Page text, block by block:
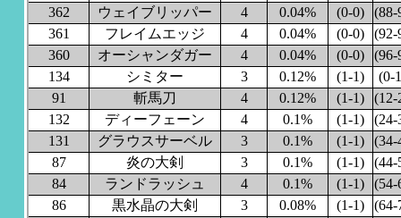
362
ウェイブリッパー 4 0.04% (0-0)
(88-
361
フレイムエッジ 4 0.04% (0-0)
(92-
360
オーシャンダガー 4 0.04% (0-0)
(96-
134
シミター 3 0.12% (1-1)
(0-
91
斬馬刀 4 0.12% (1-1)
(12-
132
ディーフェーン 4 0.1% (1-1)
(24-
131
グラウスサーベル 3 0.1% (1-1)
(34-
87
炎の大剣 3 0.1% (1-1)
(44-
84
ランドラッシュ 4 0.1% (1-1)
(54-
86
黒水晶の大剣 3 0.08% (1-1)
(64-